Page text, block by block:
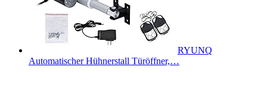
RYUNQ
Automatischer Hühnerstall Türöffner,…